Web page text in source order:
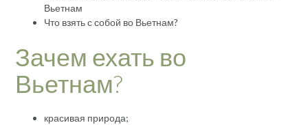
Вьетнам
Что взять с собой во Вьетнам?
Зачем ехать во
Вьетнам?
красивая природа;